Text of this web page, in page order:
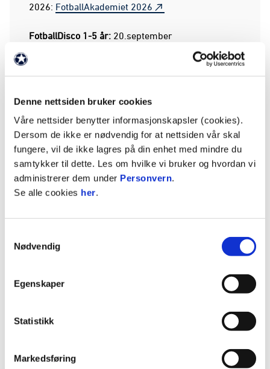
Denne nettsiden bruker cookies
Våre nettsider benytter informasjonskapsler (cookies).
Dersom de ikke er nødvendig for at nettsiden vår skal
fungere, vil de ikke lagres på din enhet med mindre du
samtykker til dette. Les om hvilke vi bruker og hvordan vi
administrerer dem under Personvern.
Se alle cookies her.
Nødvendig
Egenskaper
Statistikk
Markedsføring
2026: FotballAkademiet 2026
FotballDisco 1-5 år: 20.september
28. september-
1.oktober
FotballDisco 1-5 år:18.oktober
Vinteraktivitetsserien helger fra november-
april:Informasjon om vinteraktivitetsserien her
Ungdomsturnering cageball mandager fra
november- april:
Booking av drop-inn timer for leie av Talentgården